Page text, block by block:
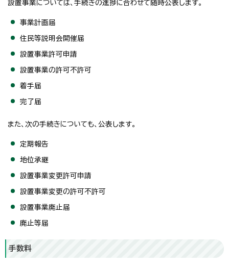
設置事業については、手続きの進捗に合わせて随時公表します。
事業計画届
住民等説明会開催届
設置事業許可申請
設置事業の許可不許可
着手届
完了届
また、次の手続きについても、公表します。
定期報告
地位承継
設置事業変更許可申請
設置事業変更の許可不許可
設置事業廃止届
廃止等届
手数料